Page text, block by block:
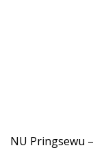
NU Pringsewu